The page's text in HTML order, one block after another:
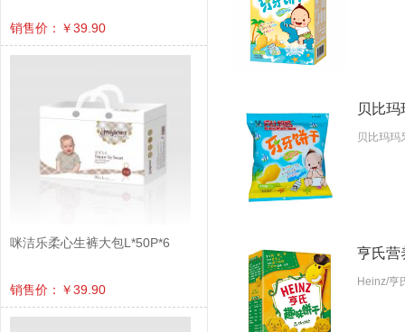
贝比
贝比玛玛
亨氏营
Heinz/亨
销售价：￥39.90
咪洁乐柔心生裤大包L*50P*6
销售价：￥39.90